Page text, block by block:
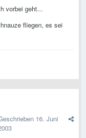
vorbei geht...
fliegen, es sei
16. Juni